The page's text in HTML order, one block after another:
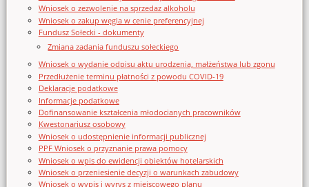
Wniosek o zezwolenie na sprzedaz alkoholu
Wniosek o zakup węgla w cenie preferencyjnej
Fundusz Sołecki - dokumenty
Zmiana zadania funduszu sołeckiego
Wniosek o wydanie odpisu aktu urodzenia, małżeństwa lub zgonu
Przedłużenie terminu płatności z powodu COVID-19
Deklaracje podatkowe
Informacje podatkowe
Dofinansowanie kształcenia młodocianych pracowników
Kwestonariusz osobowy
Wniosek o udostępnienie informacji publicznej
PPF Wniosek o przyznanie prawa pomocy
Wniosek o wpis do ewidencji obiektów hotelarskich
Wniosek o przeniesienie decyzji o warunkach zabudowy
Wniosek o wypis i wyrys z miejscowego planu